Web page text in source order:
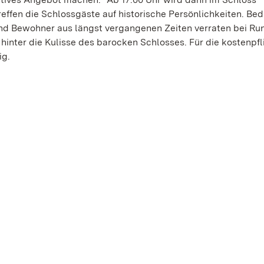
die Schlossgäste auf historische Persönlichkeiten.
Bewohner aus längst vergangenen Zeiten verraten bei
die Kulisse des barocken Schlosses. Für die